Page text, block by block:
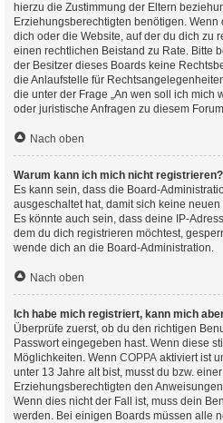
hierzu die Zustimmung der Eltern
Erziehungsberechtigten benötigen.
dich oder die Website, auf der du dich zu
einen rechtlichen Beistand zu Rate. Bitte
der Besitzer dieses Boards keine
die Anlaufstelle für
die unter der Frage „An wen soll ich mich
oder juristische Anfragen zu diesem
Nach oben
Warum kann ich mich nicht registrieren?
Es kann sein, dass die Board-
ausgeschaltet hat, damit sich keine
Es könnte auch sein, dass deine IP-
dem du dich registrieren möchtest,
wende dich an die Board-Administration.
Nach oben
Ich habe mich registriert, kann mich
Überprüfe zuerst, ob du den richtigen
Passwort eingegeben hast. Wenn diese
Möglichkeiten. Wenn COPPA aktiviert ist
unter 13 Jahre alt bist, musst du bzw.
Erziehungsberechtigten den
Wenn dies nicht der Fall ist, muss dein
werden. Bei einigen Boards müssen alle